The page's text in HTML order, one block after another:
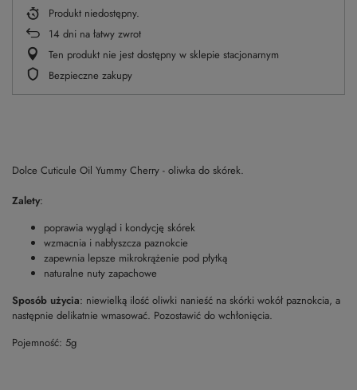
Produkt niedostępny
14 dni na łatwy zwrot
Ten produkt nie jest dostępny w sklepie stacjonarnym
Bezpieczne zakupy
Dolce Cuticule Oil Yummy Cherry - oliwka do skórek.
Zalety:
poprawia wygląd i kondycję skórek
wzmacnia i nabłyszcza paznokcie
zapewnia lepsze mikrokrążenie pod płytką
naturalne nuty zapachowe
Sposób użycia: niewielką ilość oliwki nanieść na skórki wokół paznokcia, a
następnie delikatnie wmasować. Pozostawić do wchłonięcia.
Pojemność: 5g